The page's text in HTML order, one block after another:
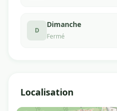
D
Dimanche
Fermé
Localisation